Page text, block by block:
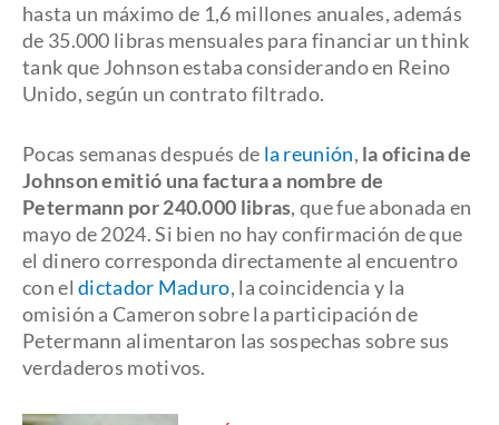
hasta un máximo de 1,6 millones anuales, además
de 35.000 libras mensuales para financiar un think
tank que Johnson estaba considerando en Reino
Unido, según un contrato filtrado.
Pocas semanas después de la reunión, la oficina de
Johnson emitió una factura a nombre de
Petermann por 240.000 libras, que fue abonada en
mayo de 2024. Si bien no hay confirmación de que
el dinero corresponda directamente al encuentro
con eldictador Maduro, la coincidencia y la
omisión a Cameron sobre la participación de
Petermann alimentaron las sospechas sobre sus
verdaderos motivos.